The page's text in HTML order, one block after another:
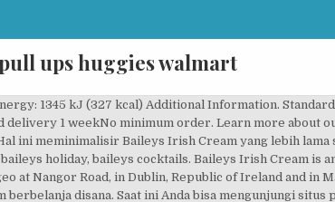
ups huggies walmart
spirits. Di zaman ini, barang dijual online sangat banyak sekali dengan beragam harga yang ditawarkan. Harga Murah di Lapak Red Jack Win. Rp750,000 Kahlua Coffee Liqueur 750ML. Jika Baileys Irish Cream yang dibeli tak sesuai atau tak kunjung diterima maka uang pembeli akan dikembalikan dengan utuh. Dec 1, 2017 - Explore Baileys Irish Cream's board "31 Days of Baileys", followed by 33506 people on Pinterest. Dikutip dari berbagai sumber, berikut beberapa tips berbelanja online yang aman saat melakukan belanja online untuk membeli Baileys Irish Cream di berbagai situs toko online dan marketplace di Indonesia guna mengurangi dampak negatif berbelanja online: Jangan tergiur dan langsung beli dengan harga Baileys Irish Cream yang ditampilkan sangat murah. 1. Swirl, sip and savour. Hargano adalah situs perbandingan harga yang membantu Anda mencari harga barang dari berbagai toko online dan menampilkan dengan fitur perbandingan. Sedangkan dampak negatif berbelanja online diantaranya ongkos kirim yang harus Anda tanggung dari beberapa penjual online dan resiko barang rusak atau cacat. Agar lebih aman dalam berbelanja Baileys Irish Cream secara online, Kami sarankan pilih toko online yang menyediakan fasilitas rekening bersama (Rekber) atau Escrow. Beberapa dampak positif belanja online diantaranya Anda tidak harus keluar rumah jadi lebih efisien waktu dan tenaga, Baileys Irish Cream yang dijual pun bervariatif, serta harganya lebih murah dari harga yang ditawarkan di toko-toko. Dan jika sesuatu yang tidak diharapkan terjadi maka Anda bisa tenang karena sudah ada jaminan Asuransi dan juga garansi penjual. Distributor Beer. 510,000. Brown & Spirits adalah toko minuman beralkohol yang menjual wine, whisky, soju, bir dan sejenisnya yang berlokasi di Jakarta. Mobile: 0812-1130-9194. Cream is generally used more for texture and body, while other components define the flavo... Ireland is an island off the west coast of Britain, and is divided into two distinct parts: the Republic of Ireland, an independent state, and Northern Ireland, which is part of the United Kingdom. Data harga barang atau produk yang ada di website kami berasal dari beberapa Marketplace populer di Indonesia. [See more], delivery time within a weekFree shipping in Austria over 100 €.Standard delivery 1 week Dapatkan informasi produk dengan harga murah terjangkau sebelum membeli produk di toko online. Itulah beberapa informasi mengenai harga Baileys Irish Cream sekaligus tips membeli secara online yang aman dan benar agar belanja online Anda lebih nyaman. Cream Liqueur is the name given to dairy cream-based members of the liqueur family. Baileys Irish Cream in Jakarta - View Menus, Photos, Reviews and Information for restaurants serving Baileys Irish Cream in Jakarta on Zomato. Sebelum membelinya, Yuk baca Tips Belanja Online Baileys Irish Cream. UD Sarindo Bintang Beer. Bagi yang belum memiliki rekening bank kini bisa dipermudah dengan membayar via minimarket seperti indomaret, alfamart dll. Setelah Baileys Irish Cream sampai di rumah, Anda harus mengecek kondisinya apakah sesuai pesanan atau tidak sesuai. Ingin mencari harga Baileys Irish Cream dengan banyak varian harga dari beragam penjual? Nantikan update harga terbaru lainnya hanya di Hargano.com. Dengan mengetahui lokasi penjual Baileys Irish Cream Anda bisa mendapatkannya lebih cepat. Belanja Baileys Irish Cream (Original) 700 ml. Pastikan kondisi